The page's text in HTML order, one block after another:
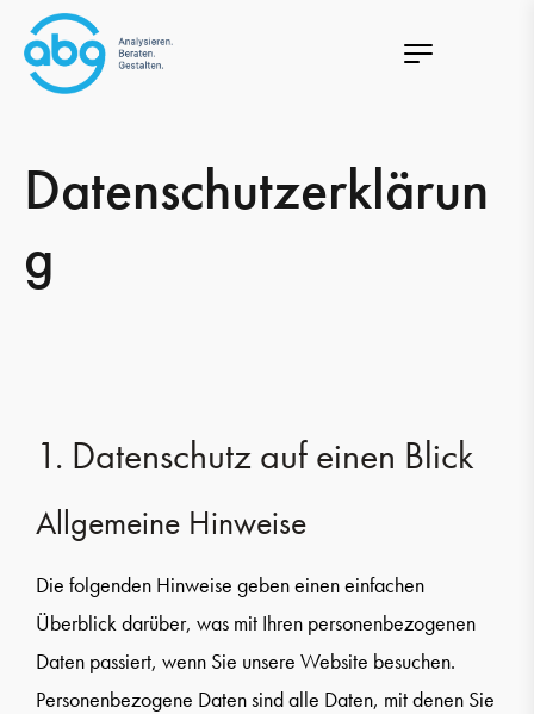
Datenschutzerklärun
g
1. Datenschutz auf einen Blick
Allgemeine Hinweise
Die folgenden Hinweise geben einen einfachen
Überblick darüber, was mit Ihren personenbezogenen
Daten passiert, wenn Sie unsere Website besuchen.
Personenbezogene Daten sind alle Daten, mit denen Sie